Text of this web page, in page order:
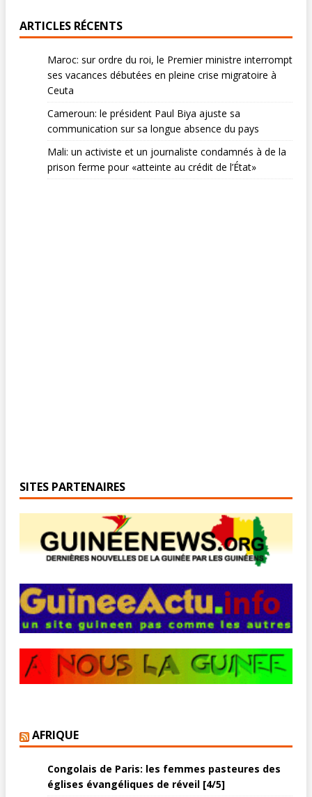
ARTICLES RÉCENTS
Maroc: sur ordre du roi, le Premier ministre interrompt
ses vacances débutées en pleine crise migratoire à
Ceuta
Cameroun: le président Paul Biya ajuste sa
communication sur sa longue absence du pays
Mali: un activiste et un journaliste condamnés à de la
prison ferme pour «atteinte au crédit de l’État»
SITES PARTENAIRES
AFRIQUE
Congolais de Paris: les femmes pasteures des
églises évangéliques de réveil [4/5]